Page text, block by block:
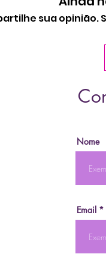
sua opinião.
Nome
Email